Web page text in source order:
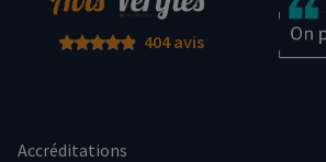
404 avis
Accréditations